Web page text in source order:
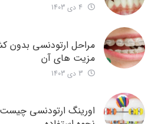
مراحل ارتودنسی بدون
مزیت های آن
اورینگ ارتودنسی